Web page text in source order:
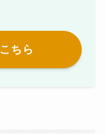
ちら